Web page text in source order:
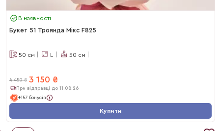
В наявності
Букет 51 Троянда Мікс F825
50 см L 50 см
4 450 ₴ 3 150 ₴
При відправці до 11.08.26
+157 бонусів
Купити